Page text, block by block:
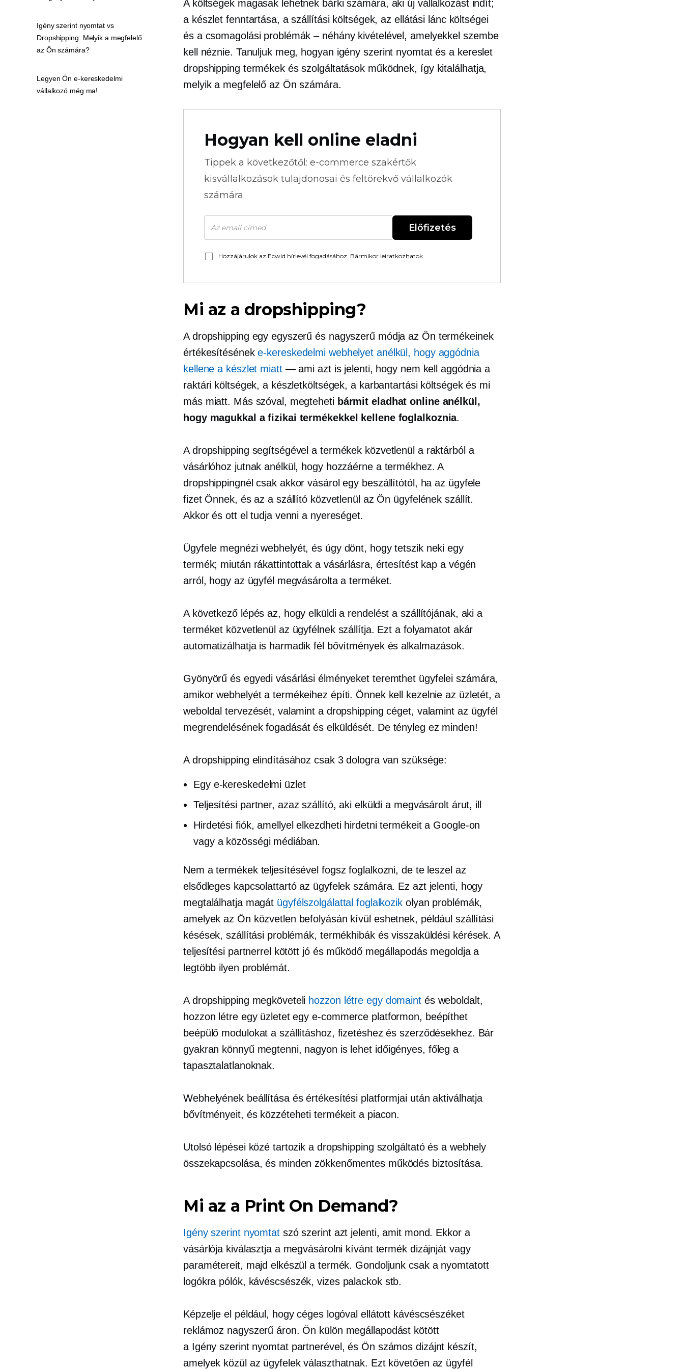
A költségek magasak lehetnek bárki számára, aki új vállalkozást indít;
a készlet fenntartása, a szállítási költségek, az ellátási lánc költségei
és a csomagolási problémák – néhány kivételével, amelyekkel szembe
kell néznie. Tanuljuk meg, hogyan igény szerint nyomtatés a kereslet
dropshipping termékek és szolgáltatások működnek, így kitalálhatja,
melyik a megfelelő az Ön számára.
Hogyan kell online eladni
Tippek a következőtől: e-commerce szakértők
kisvállalkozások tulajdonosai és feltörekvő vállalkozók
számára.
Előfizetés
Hozzájárulok az Ecwid hírlevél fogadásához. Bármikor leiratkozhatok.
Mi az a dropshipping?
A dropshipping egy egyszerű és nagyszerű módja az Ön termékeinek
értékesítéséneke-kereskedelmi webhelyet anélkül, hogy aggódnia
kellene a készlet miatt— ami azt is jelenti, hogy nem kell aggódnia a
raktári költségek, a készletköltségek, a karbantartási költségek és mi
más miatt. Más szóval, megteheti bármit eladhat online anélkül,
hogy magukkal a fizikai termékekkel kellene foglalkoznia.
A dropshipping segítségével a termékek közvetlenül a raktárból a
vásárlóhoz jutnak anélkül, hogy hozzáérne a termékhez. A
dropshippingnél csak akkor vásárol egy beszállítótól, ha az ügyfele
fizet Önnek, és az a szállító közvetlenül az Ön ügyfelének szállít.
Akkor és ott el tudja venni a nyereséget.
Ügyfele megnézi webhelyét, és úgy dönt, hogy tetszik neki egy
termék; miután rákattintottak a vásárlásra, értesítést kap a végén
arról, hogy az ügyfél megvásárolta a terméket.
A következő lépés az, hogy elküldi a rendelést a szállítójának, aki a
terméket közvetlenül az ügyfélnek szállítja. Ezt a folyamatot akár
automatizálhatja is harmadik fél bővítmények és alkalmazások.
Gyönyörű és egyedi vásárlási élményeket teremthet ügyfelei számára,
amikor webhelyét a termékeihez építi. Önnek kell kezelnie az üzletét, a
weboldal tervezését, valamint a dropshipping céget, valamint az ügyfél
megrendelésének fogadását és elküldését. De tényleg ez minden!
A dropshipping elindításához csak 3 dologra van szüksége:
Egy e-kereskedelmi üzlet
Teljesítési partner, azaz szállító, aki elküldi a megvásárolt árut, ill
Hirdetési fiók, amellyel elkezdheti hirdetni termékeit a Google-on
vagy a közösségi médiában.
Nem a termékek teljesítésével fogsz foglalkozni, de te leszel az
elsődleges kapcsolattartó az ügyfelek számára. Ez azt jelenti, hogy
megtalálhatja magát ügyfélszolgálattal foglalkozik olyan problémák,
amelyek az Ön közvetlen befolyásán kívül eshetnek, például szállítási
késések, szállítási problémák, termékhibák és visszaküldési kérések. A
teljesítési partnerrel kötött jó és működő megállapodás megoldja a
legtöbb ilyen problémát.
A dropshipping megköveteli hozzon létre egy domaintés weboldalt,
hozzon létre egy üzletet egye-commerce platformon, beépíthet
beépülő modulokat a szállításhoz, fizetéshez és szerződésekhez. Bár
gyakran könnyű megtenni, nagyon is lehet időigényes, főleg a
tapasztalatlanoknak.
Webhelyének beállítása és értékesítési platformjai után aktiválhatja
bővítményeit, és közzéteheti termékeit a piacon.
Utolsó lépései közé tartozik a dropshipping szolgáltató és a webhely
összekapcsolása, és minden zökkenőmentes működés biztosítása.
Mi az a Print On Demand?
Igény szerint nyomtatszó szerint azt jelenti, amit mond. Ekkor a
vásárlója kiválasztja a megvásárolni kívánt termék dizájnját vagy
paramétereit, majd elkészül a termék. Gondoljunk csak a nyomtatott
logókra pólók, kávéscsészék, vizes palackok stb.
Képzelje el például, hogy céges logóval ellátott kávéscsészéket
reklámoz nagyszerű áron. Ön külön megállapodást kötött
a Igény szerint nyomtatpartnerével, és Ön számos dizájnt készít,
amelyek közül az ügyfelek választhatnak. Ezt követően az ügyfél
Igény szerint nyomtat vs
Dropshipping: Melyik a megfelelő
az Ön számára?
Legyen Ön e-kereskedelmi
vállalkozó még ma!